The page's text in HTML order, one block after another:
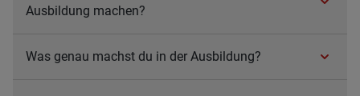
Aus­bil­dung machen?
Was genau machst du in der Aus­bil­dung?